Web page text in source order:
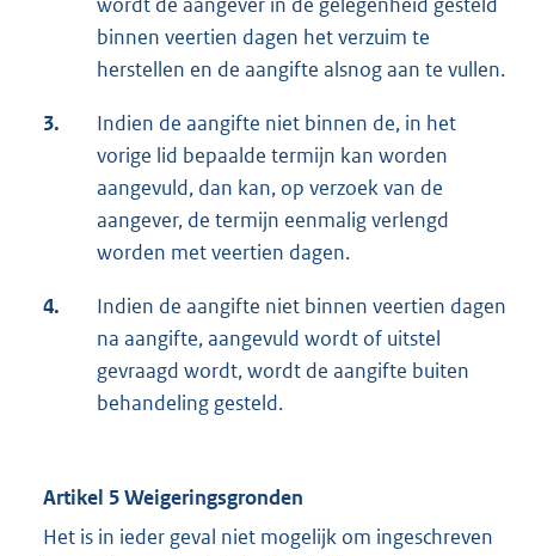
binnen veertien dagen het verzuim te
herstellen en de aangifte alsnog aan te vullen.
3.
Indien de aangifte niet binnen de, in het
vorige lid bepaalde termijn kan worden
aangevuld, dan kan, op verzoek van de
aangever, de termijn eenmalig verlengd
worden met veertien dagen.
4.
Indien de aangifte niet binnen veertien dagen
na aangifte, aangevuld wordt of uitstel
gevraagd wordt, wordt de aangifte buiten
behandeling gesteld.
Artikel 5 Weigeringsgronden
Het is in ieder geval niet mogelijk om ingeschreven